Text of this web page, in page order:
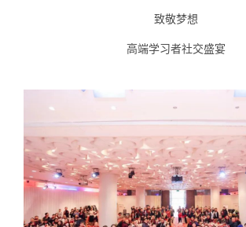
致敬梦想
高端学习者社交盛宴